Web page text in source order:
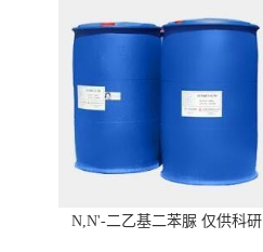
N,N'-二乙基二苯脲 仅供科研